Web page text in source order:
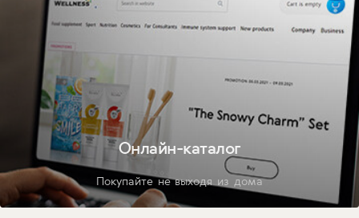
Онлайн-каталог
Покупайте не выходя из дома